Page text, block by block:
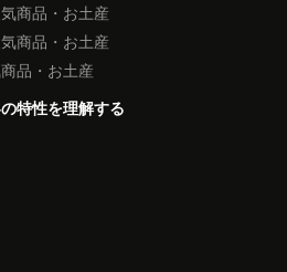
商品・お土産
商品・お土産
品・お土産
特性を理解する